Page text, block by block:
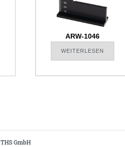
ARW-1046
WEITERLESEN
THS GmbH